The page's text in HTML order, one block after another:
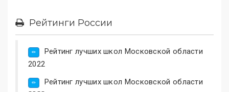
Рейтинги России
Рейтинг лучших школ Московской области
2022
Рейтинг лучших школ Московской области